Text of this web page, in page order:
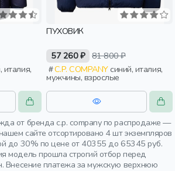
ПУХОВИК
57 260 ₽ 81 800 ₽
C.P. COMPANYсиний, италия,
мужчины, взрослые
от бренда c.p. company по распродаже —
сайте отсортировано 4 шт экземпляров
до 30% по цене от 40355 до 65345 руб.
модель прошла строгий отбор перед
Внесение платежа за мужскую верхнюю